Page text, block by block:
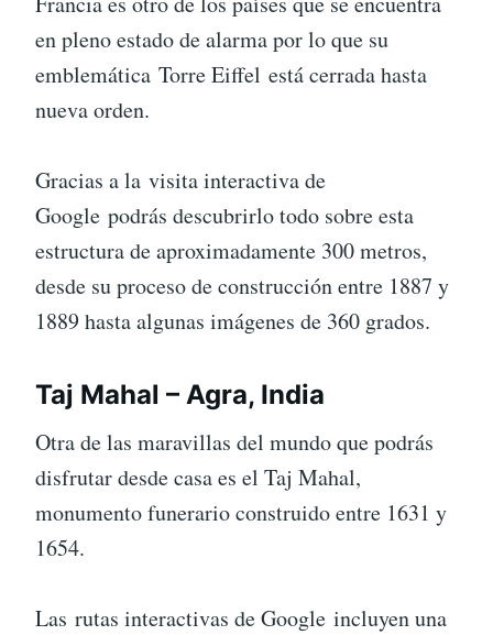
en pleno estado de alarma por lo que su
emblemática Torre Eiffel está cerrada hasta
nueva orden.
Gracias a la visita interactiva de
Google podrás descubrirlo todo sobre esta
estructura de aproximadamente 300 metros,
desde su proceso de construcción entre 1887 y
1889 hasta algunas imágenes de 360 grados.
Taj Mahal – Agra, India
Otra de las maravillas del mundo que podrás
disfrutar desde casa es el Taj Mahal,
monumento funerario construido entre 1631 y
1654.
Las rutas interactivas de Google incluyen una